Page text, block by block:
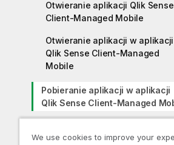
Otwieranie aplikacji Qlik Sense
Client-Managed Mobile
Otwieranie aplikacji w aplikacji
Qlik Sense Client-Managed
Mobile
Pobieranie aplikacji w aplikacji
Qlik Sense Client-Managed
„mashup” w aplikacji Qlik
We use cookies to improve your